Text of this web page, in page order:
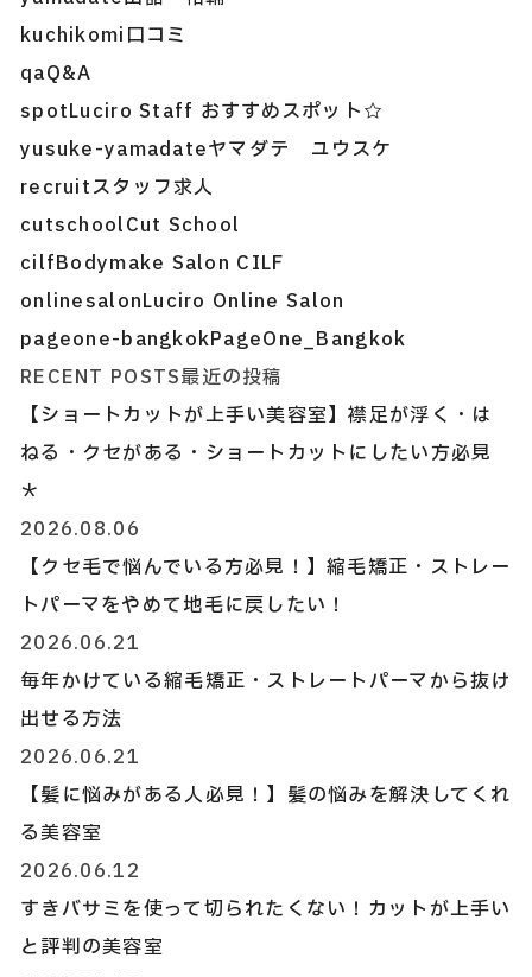
kuchikomi 口コミ
qaQ&A
spotLuciro Staff おすすめスポット☆
yusuke-yamadateヤマダテ ユウスケ
recruitスタッフ求人
cutschoolCut School
cilfBodymake Salon CILF
onlinesalonLuciro Online Salon
pageone-bangkokPageOne_Bangkok
RECENT POSTS最近の投稿
【ショートカットが上手い美容室】襟足が浮く・は
ねる・クセがある・ショートカットにしたい方必見
＊
2026.08.06
【クセ毛で悩んでいる方必見！】縮毛矯正・ストレー
トパーマをやめて地毛に戻したい！
2026.06.21
毎年かけている縮毛矯正・ストレートパーマから抜け
出せる方法
2026.06.21
【髪に悩みがある人必見！】髪の悩みを解決してくれ
る美容室
2026.06.12
すきバサミを使って切られたくない！カットが上手い
と評判の美容室